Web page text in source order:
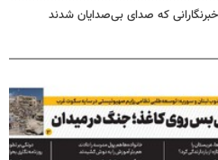
که صدای بی‌صدایان شدند